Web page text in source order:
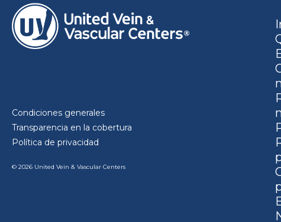
Condiciones generales
Transparencia en la cobertura
Política de privacidad
© 2026 United Vein & Vascular Centers